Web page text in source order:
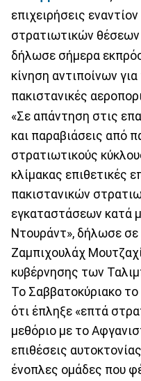
επιχειρήσεις
στρατιωτικών
δήλωσε σήμερα
κίνηση αντιποίνων
πακιστανικές
«Σε απάντηση στις
και παραβιάσεις από
στρατιωτικούς
κλίμακας επιθετικές
πακιστανικών
εγκαταστάσεων κατά
Ντουράντ», δήλωσε
Ζαμπιχουλάχ
κυβέρνησης των
Το Σαββατοκύριακο
ότι έπληξε «επτά
μεθόριο με το
επιθέσεις
ένοπλες ομάδες που